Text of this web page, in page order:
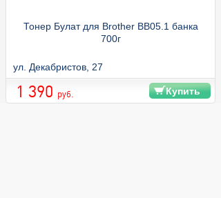
Тонер Булат для Brother BB05.1 банка
700г
ул. Декабристов, 27
1 390 руб. Купить